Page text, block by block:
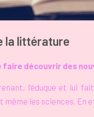
la littérature
faire découvrir des
l’éduque et lui
même les sciences.